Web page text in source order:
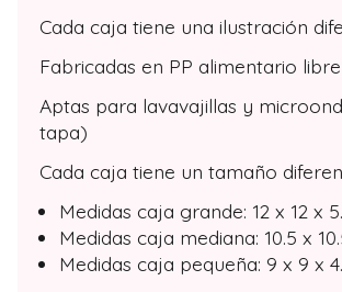
Cada caja tiene una ilustración
Fabricadas en PP alimentario libre
Aptas para lavavajillas y
tapa)
Cada caja tiene un tamaño
Medidas caja grande: 12 x 12 x
Medidas caja mediana: 10.5 x
Medidas caja pequeña: 9 x 9 x